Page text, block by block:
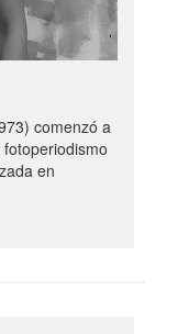
comenzó a
en